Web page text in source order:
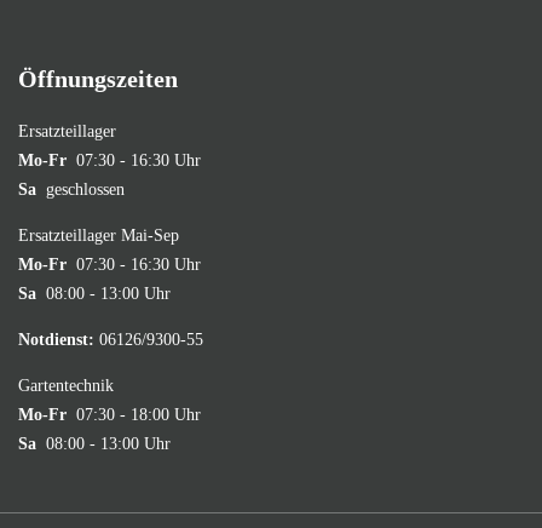
Öffnungszeiten
Ersatzteillager
Mo-Fr 07:30 - 16:30 Uhr
Sa geschlossen
Ersatzteillager Mai-Sep
Mo-Fr 07:30 - 16:30 Uhr
Sa 08:00 - 13:00 Uhr
Notdienst: 06126/9300-55
Gartentechnik
Mo-Fr 07:30 - 18:00 Uhr
Sa 08:00 - 13:00 Uhr